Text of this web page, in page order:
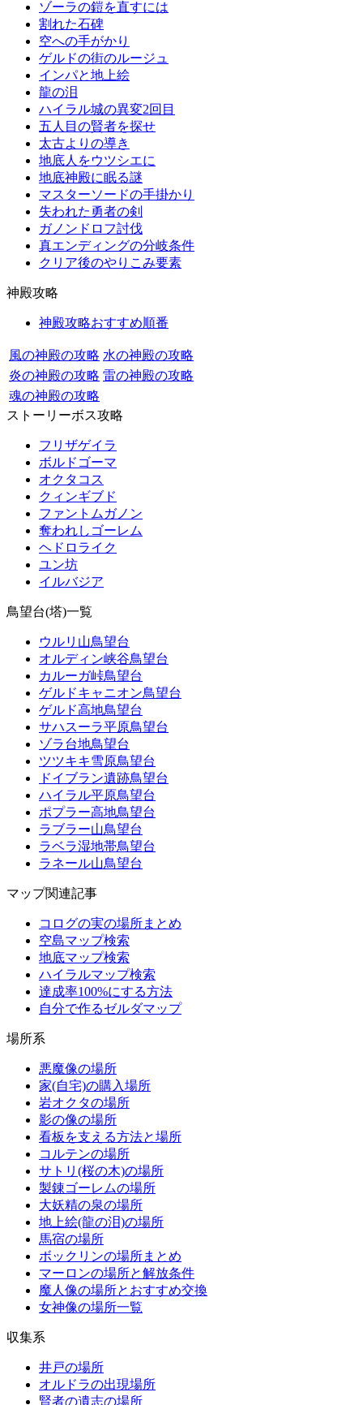
ゾーラの鎧を直すには
割れた石碑
空への手がかり
ゲルドの街のルージュ
インパと地上絵
龍の泪
ハイラル城の異変2回目
五人目の賢者を探せ
太古よりの導き
地底人をウツシエに
地底神殿に眠る謎
マスターソードの手掛かり
失われた勇者の剣
ガノンドロフ討伐
真エンディングの分岐条件
クリア後のやりこみ要素
神殿攻略
神殿攻略おすすめ順番
風の神殿の攻略 水の神殿の攻略
炎の神殿の攻略 雷の神殿の攻略
魂の神殿の攻略
ストーリーボス攻略
フリザゲイラ
ボルドゴーマ
オクタコス
クィンギブド
ファントムガノン
奪われしゴーレム
ヘドロライク
ユン坊
イルバジア
鳥望台(塔)一覧
ウルリ山鳥望台
オルディン峡谷鳥望台
カルーガ峠鳥望台
ゲルドキャニオン鳥望台
ゲルド高地鳥望台
サハスーラ平原鳥望台
ゾラ台地鳥望台
ツツキキ雪原鳥望台
ドイブラン遺跡鳥望台
ハイラル平原鳥望台
ポプラー高地鳥望台
ラブラー山鳥望台
ラベラ湿地帯鳥望台
ラネール山鳥望台
マップ関連記事
コログの実の場所まとめ
空島マップ検索
地底マップ検索
ハイラルマップ検索
達成率100%にする方法
自分で作るゼルダマップ
場所系
悪魔像の場所
家(自宅)の購入場所
岩オクタの場所
影の像の場所
看板を支える方法と場所
コルテンの場所
サトリ(桜の木)の場所
製錬ゴーレムの場所
大妖精の泉の場所
地上絵(龍の泪)の場所
馬宿の場所
ボックリンの場所まとめ
マーロンの場所と解放条件
魔人像の場所とおすすめ交換
女神像の場所一覧
収集系
井戸の場所
オルドラの出現場所
賢者の遺志の場所